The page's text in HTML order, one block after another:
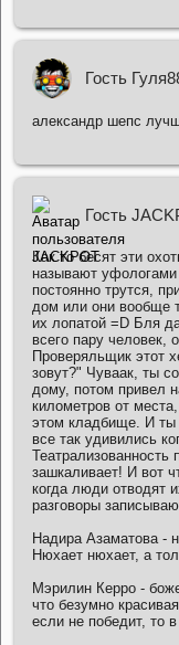
Гость
александр шепс
Гость
Как то бесят эти
называют
постоянно трутся,
дом или они вообще
их лопатой =D Бля
всего пару человек,
Проверяльщик этот
зовут?" Чуваак, ты
дому, потом привел
километров от
этом кладбище. И ты
все так удивились
зашкаливает! И вот
когда люди отводят
разговоры
Надира Азаматова -
Нюхает нюхает, а
Мэрилин Керро -
что безумно
если не победит, то